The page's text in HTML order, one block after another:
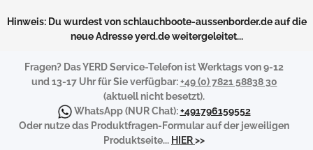
Hinweis: Du wurdest von schlauchboote-aussenborder.de auf die
neue Adresse yerd.de weitergeleitet...
Fragen? Das YERD Service-Telefon ist Werktags von 9-12
und 13-17 Uhr für Sie verfügbar:+49 (0) 7821 58838 30
(aktuell nicht besetzt).
WhatsApp(NUR Chat):+491796159552
Oder nutze das Produktfragen-Formular auf der jeweiligen
Produktseite... HIER>>